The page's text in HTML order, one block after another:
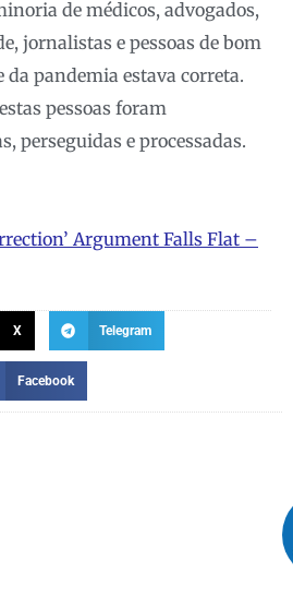
de médicos, advogados,
jornalistas e pessoas de bom
da pandemia estava correta.
pessoas foram
perseguidas e processadas.
Argument Falls Flat –
X Telegram
Facebook